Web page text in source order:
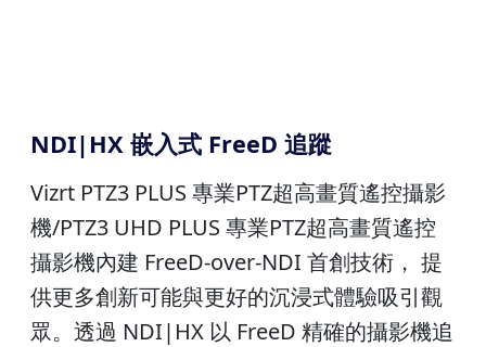
NDI|HX 嵌入式 FreeD 追蹤
Vizrt PTZ3 PLUS 專業PTZ超高畫質遙控攝影
機/PTZ3 UHD PLUS 專業PTZ超高畫質遙控
攝影機內建 FreeD-over-NDI 首創技術， 提
供更多創新可能與更好的沉浸式體驗吸引觀
眾。透過 NDI|HX 以 FreeD 精確的攝影機追